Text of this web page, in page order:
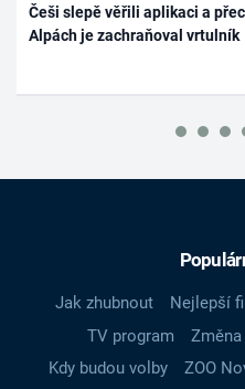
Češi slepě věřili aplikaci a
Alpách je zachraňoval vrtulník
Jak zhubnout Nejlepší
TV program
Kdy budou volby
ZOO